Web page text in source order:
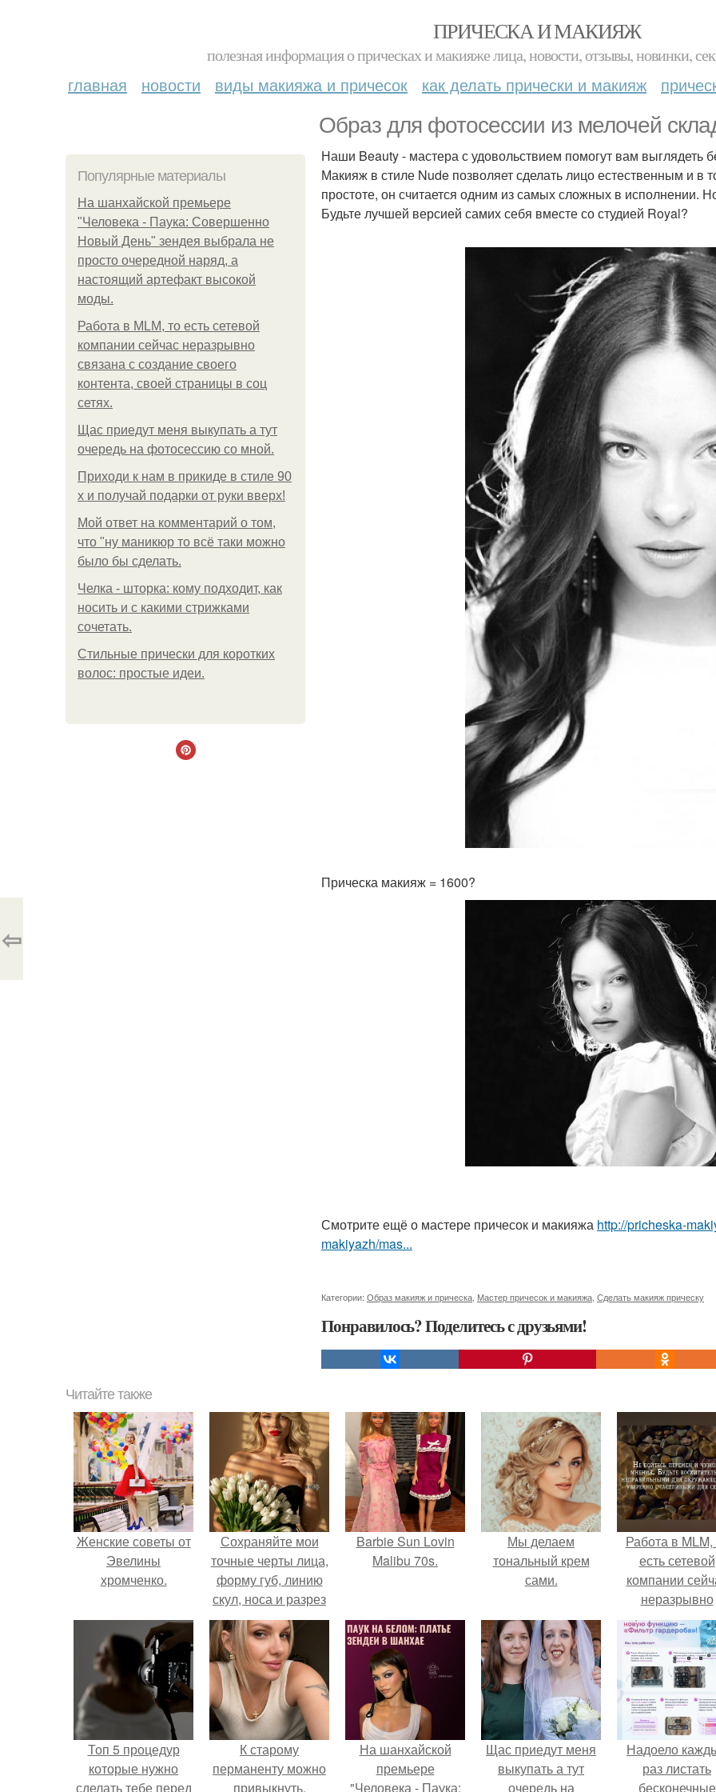
ПРИЧЕСКА И МАКИЯЖ
полезная информация о прическах и макияже лица, новости, отзывы, новинки,
главная новости виды макияжа и причесок как делать прически и макияж
Образ для фотосессии из мелочей
Популярные материалы
На шанхайской премьере
"Человека - Паука: Совершенно
Новый День" зендея выбрала не
просто очередной наряд, а
настоящий артефакт высокой
моды.
Работа в MLM, то есть сетевой
компании сейчас неразрывно
связана с создание своего
контента, своей страницы в соц
сетях.
Щас приедут меня выкупать а тут
очередь на фотосессию со мной.
Приходи к нам в прикиде в стиле 90
х и получай подарки от руки вверх!
Мой ответ на комментарий о том,
что "ну маникюр то всё таки можно
было бы сделать.
Челка - шторка: кому подходит, как
носить и с какими стрижками
сочетать.
Стильные прически для коротких
волос: простые идеи.
Наши Beauty - мастера с удовольствием помогут вам выглядеть
Макияж в стиле Nude позволяет сделать лицо естественным и
простоте, он считается одним из самых сложных в исполнении.
Будьте лучшей версией самих себя вместе со студией Royal?
Прическа макияж = 1600?
Смотрите ещё о мастере причесок и макияжа http://pricheska-
makiyazh/mas...
Категории: Образ макияж и прическа Мастер причесок и макияжа Сделать макияж прическу
Понравилось? Поделитесь с друзьями!
⇦
Читайте также
Женские советы от
Эвелины
хромченко.
Сохраняйте мои
точные черты лица,
форму губ, линию
скул, носа и разрез
глаз.
Barbie Sun Lovin
Malibu 70s.
Мы делаем
тональный крем
сами.
Работа в MLM,
есть сетевой
компании
неразрывно
связана с
своего
своей
соц сетях.
Топ 5 процедур
которые нужно
сделать тебе перед
К старому
перманенту можно
привыкнуть.
На шанхайской
премьере
"Человека - Паука:
Щас приедут меня
выкупать а тут
очередь на
Надоело
раз листать
бесконечные